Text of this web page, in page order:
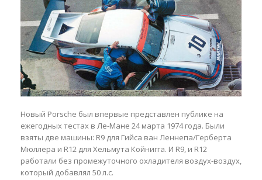
Новый Porsche был впервые представлен публике на
ежегодных тестах в Ле-Мане 24 марта 1974 года. Были
взяты две машины: R9 для Гийса ван Леннепа/Герберта
Мюллера и R12 для Хельмута Койнигга. И R9, и R12
работали без промежуточного охладителя воздух-воздух,
который добавлял 50 л.с.